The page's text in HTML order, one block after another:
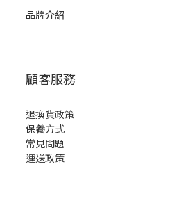
品牌介紹
顧客服務
退換貨政策
保養方式
常見問題
運送政策